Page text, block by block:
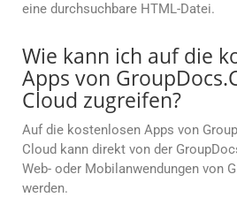
eine durchsuchbare HTML-Datei.
Wie kann ich auf die
Apps von
Cloud zugreifen?
Auf die kostenlosen Apps von
Cloud kann direkt von der
Web- oder Mobilanwendungen von
werden.